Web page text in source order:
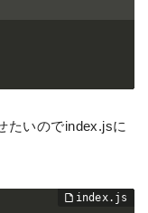
たいのでindex.jsに